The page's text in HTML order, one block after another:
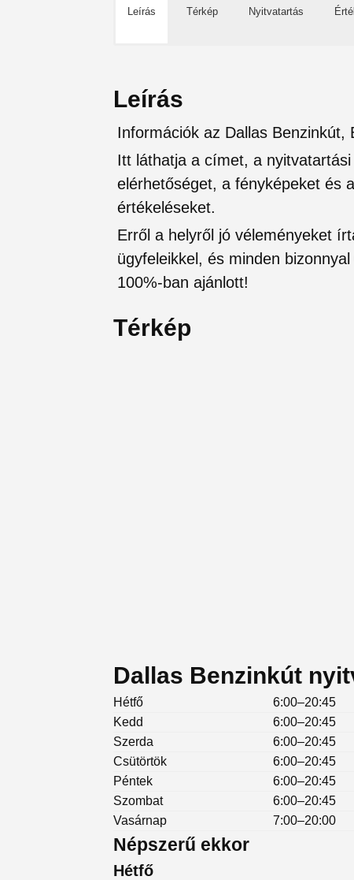
Leírás Térkép Nyitvatartás
Leírás
Információk az Dallas Benzinkút,
Itt láthatja a címet, a
elérhetőséget, a fényképeket és
értékeléseket.
Erről a helyről jó véleményeket
ügyfeleikkel, és minden
100%-ban ajánlott!
Térkép
Dallas Benzinkút
Hétfő
6:00–20:45
Kedd
6:00–20:45
Szerda
6:00–20:45
Csütörtök
6:00–20:45
Péntek
6:00–20:45
Szombat
6:00–20:45
Vasárnap
7:00–20:00
Népszerű ekkor
Hétfő